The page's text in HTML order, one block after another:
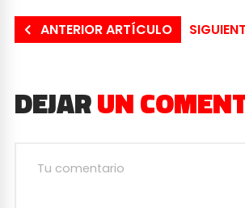
ANTERIOR ARTÍCULO
DEJARUN